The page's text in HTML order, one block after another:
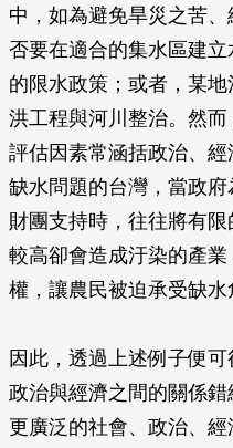
中，如為避免旱災之苦
否要在適合的集水區建
的限水政策；或者，某
洪工程與河川整治。然而
評估因素常涵括政治、
缺水問題的台灣，當政
財團支持時，往往將有
較高卻會造成汙染的產
權，讓農民被迫承受缺水
因此，透過上述例子便可
政治與經濟之間的關係
更廣泛的社會、政治、